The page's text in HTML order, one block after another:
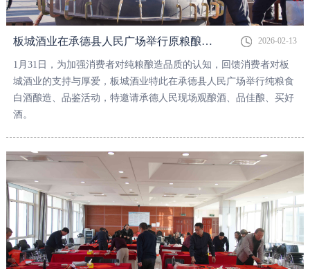
板城酒业在承德县人民广场举行原粮酿酒品鉴活动，酒香里满满都是年味儿！ 2026-02-13
1月31日，为加强消费者对纯粮酿造品质的认知，回馈消费者对板
城酒业的支持与厚爱，板城酒业特此在承德县人民广场举行纯粮食
白酒酿造、品鉴活动，特邀请承德人民现场观酿酒、品佳酿、买好
酒。